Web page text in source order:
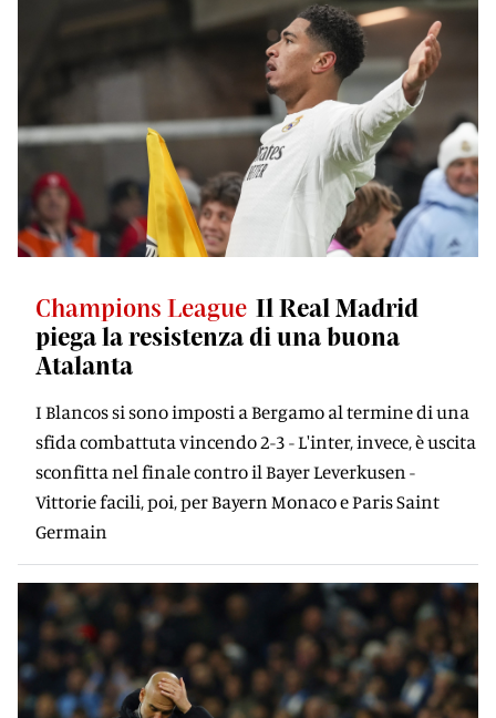
Champions League Il Real Madrid
piega la resistenza di una buona
Atalanta
I Blancos si sono imposti a Bergamo al termine di una
sfida combattuta vincendo 2-3 - L'inter, invece, è uscita
sconfitta nel finale contro il Bayer Leverkusen -
Vittorie facili, poi, per Bayern Monaco e Paris Saint
Germain